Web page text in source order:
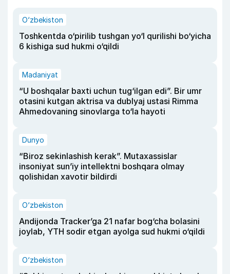
O‘zbekiston
Toshkentda o‘pirilib tushgan yo‘l qurilishi bo‘yicha
6 kishiga sud hukmi o‘qildi
Madaniyat
“U boshqalar baxti uchun tug‘ilgan edi”. Bir umr
otasini kutgan aktrisa va dublyaj ustasi Rimma
Ahmedovaning sinovlarga to‘la hayoti
Dunyo
“Biroz sekinlashish kerak”. Mutaxassislar
insoniyat sun’iy intellektni boshqara olmay
qolishidan xavotir bildirdi
O‘zbekiston
Andijonda Tracker’ga 21 nafar bog‘cha bolasini
joylab, YTH sodir etgan ayolga sud hukmi o‘qildi
O‘zbekiston